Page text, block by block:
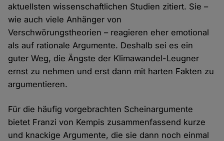
aktuellsten wissenschaftlichen Studien zitiert. Sie –
wie auch viele Anhänger von
Verschwörungstheorien – reagieren eher emotional
als auf rationale Argumente. Deshalb sei es ein
guter Weg, die Ängste der Klimawandel-Leugner
ernst zu nehmen und erst dann mit harten Fakten zu
argumentieren.
Für die häufig vorgebrachten Scheinargumente
bietet Franzi von Kempis zusammenfassend kurze
und knackige Argumente, die sie dann noch einmal